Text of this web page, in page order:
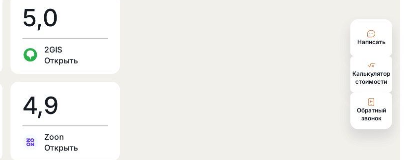
5,0
2GIS
Открыть
4,9
Zoon
Открыть
Калькулятор
Обратный